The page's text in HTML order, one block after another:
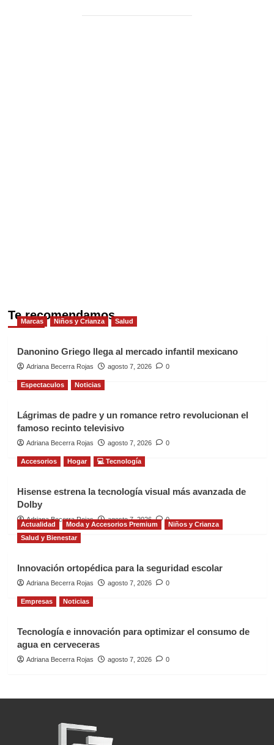
Te recomendamos
Marcas Niños y Crianza Salud
Danonino Griego llega al mercado infantil mexicano
Adriana Becerra Rojas agosto 7, 2026 0
Espectaculos Noticias
Lágrimas de padre y un romance retro revolucionan el
famoso recinto televisivo
Adriana Becerra Rojas agosto 7, 2026 0
Accesorios Hogar 💻 Tecnología
Hisense estrena la tecnología visual más avanzada de
Dolby
Adriana Becerra Rojas agosto 7, 2026 0
Actualidad Moda y Accesorios Premium
Niños y Crianza
Salud y Bienestar
Innovación ortopédica para la seguridad escolar
Adriana Becerra Rojas agosto 7, 2026 0
Empresas Noticias
Tecnología e innovación para optimizar el consumo de
agua en cerveceras
Adriana Becerra Rojas agosto 7, 2026 0